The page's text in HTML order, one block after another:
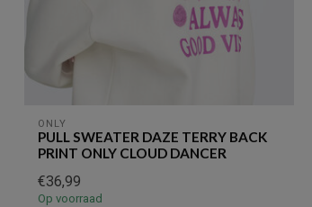
ONLY
PULL SWEATER DAZE TERRY BACK
PRINT ONLY CLOUD DANCER
€36,99
Op voorraad